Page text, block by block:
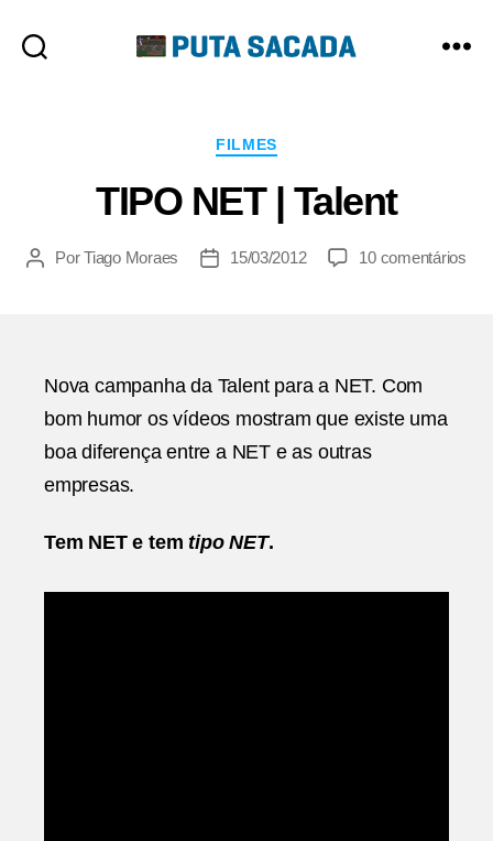
Categorias
FILMES
TIPO NET | Talent
AutorPorTiago Moraes
Data15/03/2012 10 comentáriosem
Nova campanha da Talent para a NET. Com
bom humor os vídeos mostram que existe uma
boa diferença entre a NET e as outras
empresas.
Tem NET e temtipo NET.